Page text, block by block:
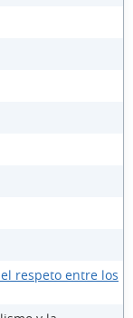
respeto entre los